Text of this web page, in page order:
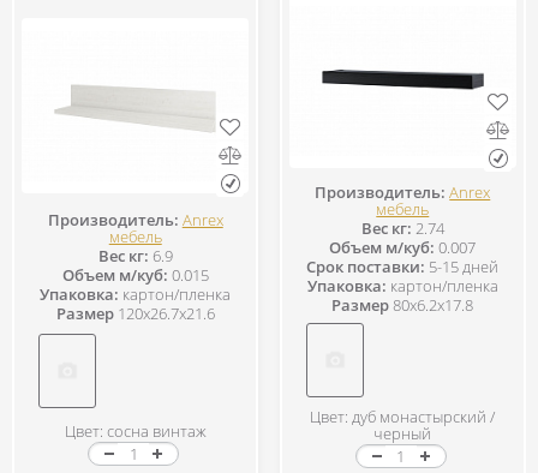
Производитель: Anrex
мебель
Вес кг: 6.9
Объем м/куб: 0.015
Упаковка: картон/пленка
Размер120x26.7x21.6
Цвет: cосна винтаж
Производитель: Anrex
мебель
Вес кг: 2.74
Объем м/куб: 0.007
Срок поставки: 5-15 дней
Упаковка: картон/пленка
Размер80x6.2x17.8
Цвет: дуб монастырский /
черный